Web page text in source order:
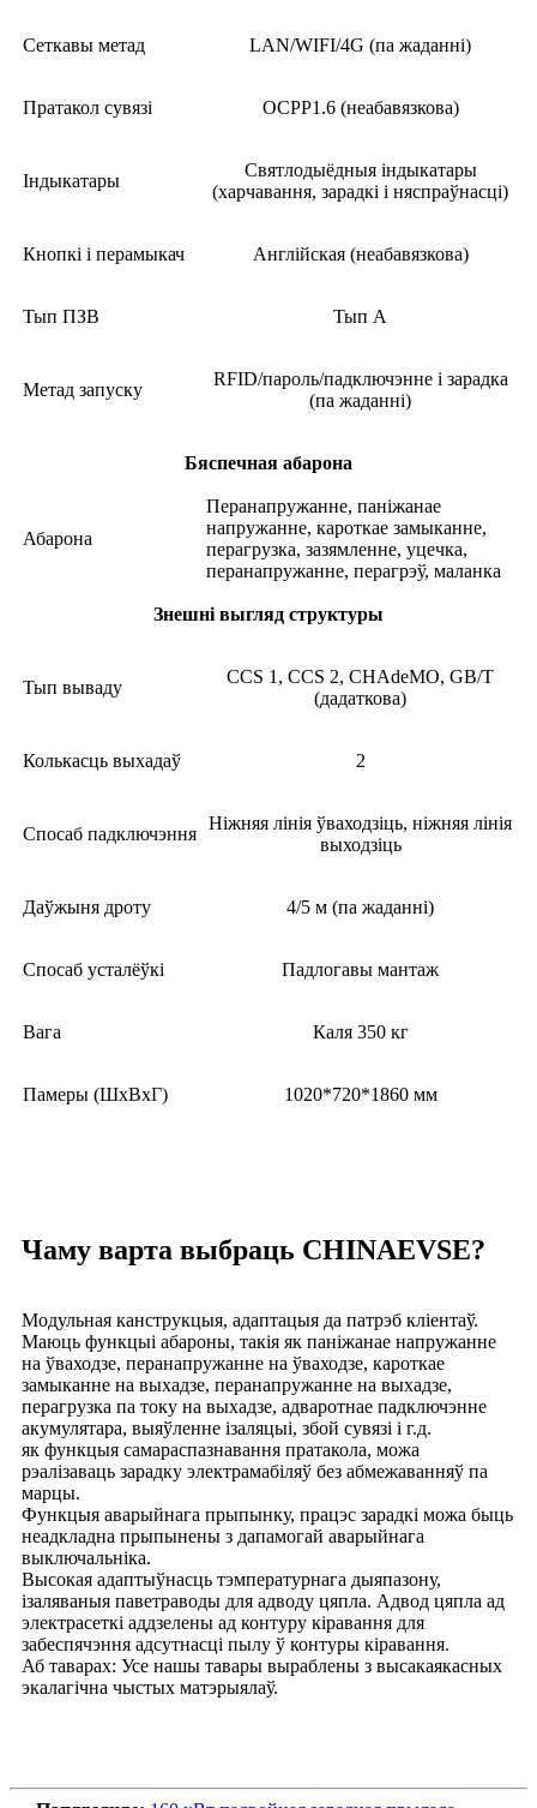
Сеткавы метад LAN/WIFI/4G (па жаданні)
Пратакол сувязі OCPP1.6 (неабавязкова)
Індыкатары
Святлодыёдныя індыкатары
(харчавання, зарадкі і няспраўнасці)
Кнопкі і перамыкач Англійская (неабавязкова)
Тып ПЗВ Тып А
Метад запуску
RFID/пароль/падключэнне і зарадка
(па жаданні)
Бяспечная абарона
Абарона
Перанапружанне, паніжанае
напружанне, кароткае замыканне,
перагрузка, зазямленне, уцечка,
перанапружанне, перагрэў, маланка
Знешні выгляд структуры
Тып вываду
CCS 1, CCS 2, CHAdeMO, GB/T
(дадаткова)
Колькасць выхадаў 2
Спосаб падключэння
Ніжняя лінія ўваходзіць, ніжняя лінія
выходзіць
Даўжыня дроту 4/5 м (па жаданні)
Спосаб усталёўкі Падлогавы мантаж
Вага Каля 350 кг
Памеры (ШхВхГ) 1020*720*1860 мм
Чаму варта выбраць CHINAEVSE?
Модульная канструкцыя, адаптацыя да патрэб кліентаў.
Маюць функцыі абароны, такія як паніжанае напружанне
на ўваходзе, перанапружанне на ўваходзе, кароткае
замыканне на выхадзе, перанапружанне на выхадзе,
перагрузка па току на выхадзе, адваротнае падключэнне
акумулятара, выяўленне ізаляцыі, збой сувязі і г.д.
як функцыя самараспазнавання пратакола, можа
рэалізаваць зарадку электрамабіляў без абмежаванняў па
марцы.
Функцыя аварыйнага прыпынку, працэс зарадкі можа быць
неадкладна прыпынены з дапамогай аварыйнага
выключальніка.
Высокая адаптыўнасць тэмпературнага дыяпазону,
ізаляваныя паветраводы для адводу цяпла. Адвод цяпла ад
электрасеткі аддзелены ад контуру кіравання для
забеспячэння адсутнасці пылу ў контуры кіравання.
Аб таварах: Усе нашы тавары выраблены з высакаякасных
экалагічна чыстых матэрыялаў.